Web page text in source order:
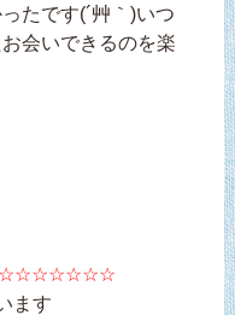
たです(´艸｀)いつ
会いできるのを楽
ます